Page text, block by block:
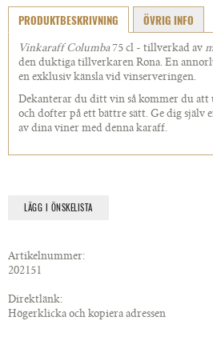
PRODUKTBESKRIVNING ÖVRIG INFO
Vinkaraff Columba75 cl - tillverkad av
den duktiga tillverkaren Rona. En
en exklusiv känsla vid vinserveringen.
Dekanterar du ditt vin så kommer du att
och dofter på ett bättre sätt. Ge dig själv
av dina viner med denna karaff.
LÄGG I ÖNSKELISTA
Artikelnummer:
202151
Direktlänk:
Högerklicka och kopiera adressen